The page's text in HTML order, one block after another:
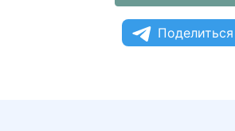
Поделиться